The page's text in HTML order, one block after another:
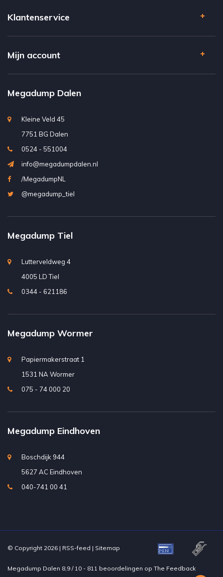
Klantenservice
Mijn account
Megadump Dalen
Kleine Veld 45
7751 BG Dalen
0524 - 551004
info@megadumpdalen.nl
/MegadumpNL
@megadump_tiel
Megadump Tiel
Lutterveldweg 4
4005 LD Tiel
0344 - 621186
Megadump Wormer
Papiermakerstraat 1
1531 NA Wormer
075 - 74 000 20
Megadump Eindhoven
Boschdijk 944
5627 AC Eindhoven
040-741 00 41
© Copyright 2026 | RSS-feed | Sitemap
Megadump Dalen 8,9 / 10 - 811 beoordelingen op The Feedback